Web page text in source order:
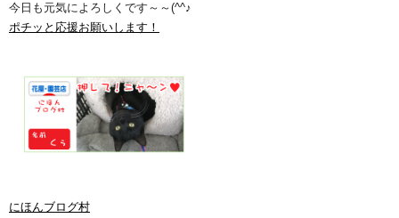
今日も元気によろしくです～～(^^♪
ポチッと応援お願いします！
にほんブログ村